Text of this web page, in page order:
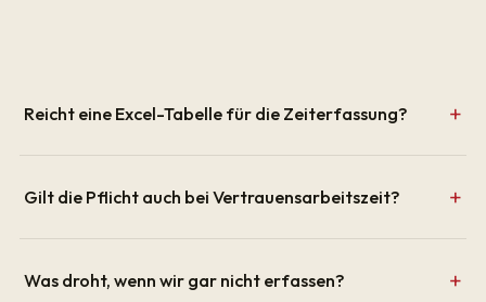
Reicht eine Excel-Tabelle für die Zeiterfassung?
Gilt die Pflicht auch bei Vertrauensarbeitszeit?
Was droht, wenn wir gar nicht erfassen?